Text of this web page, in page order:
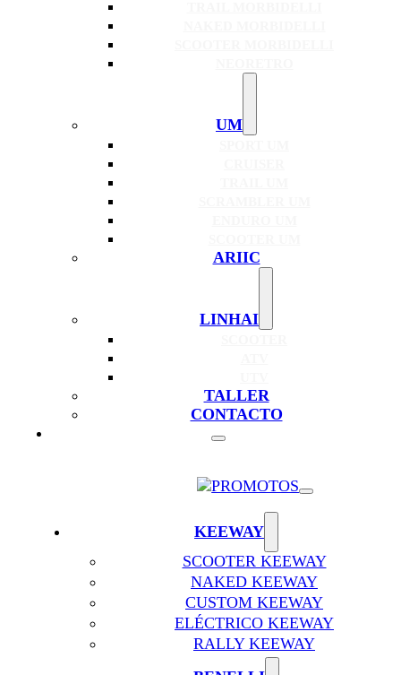
UM
ARIIC
LINHAI
TALLER
CONTACTO
KEEWAY
SCOOTER KEEWAY
NAKED KEEWAY
CUSTOM KEEWAY
ELÉCTRICO KEEWAY
RALLY KEEWAY